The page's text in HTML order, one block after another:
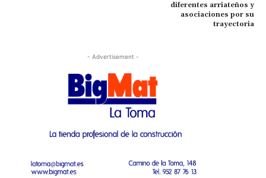
diferentes arriateños y
asociaciones por su
trayectoria
- Advertisement -